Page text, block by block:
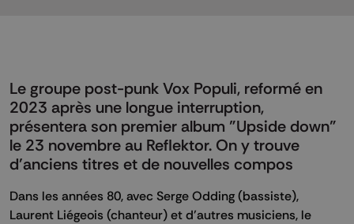
Le groupe post-punk Vox Populi, reformé en
2023 après une longue interruption,
présentera son premier album "Upside down"
le 23 novembre au Reflektor. On y trouve
d'anciens titres et de nouvelles compos
Dans les années 80, avec Serge Odding (bassiste),
Laurent Liégeois (chanteur) et d’autres musiciens, le